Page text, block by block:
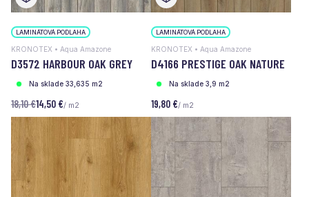
LAMINÁTOVÁ PODLAHA
KRONOTEX • Aqua Amazone
D3572 HARBOUR OAK GREY
Na sklade 33,635 m2
18,10 €14,50 €/ m2
LAMINÁTOVÁ PODLAHA
KRONOTEX • Aqua Amazone
D4166 PRESTIGE OAK NATURE
Na sklade 3,9 m2
19,80 €/ m2